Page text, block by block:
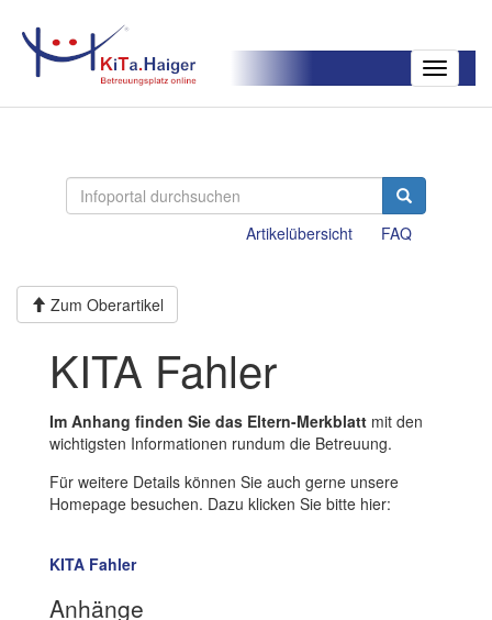
Toggle
FAQ
Artikelübersicht
Zum Oberartikel
KITA Fahler
Im Anhang finden Sie das Eltern-Merkblatt mit den
wichtigsten Informationen rundum die Betreuung.
Für weitere Details können Sie auch gerne unsere
Homepage besuchen. Dazu klicken Sie bitte hier:
KITA Fahler
Anhänge